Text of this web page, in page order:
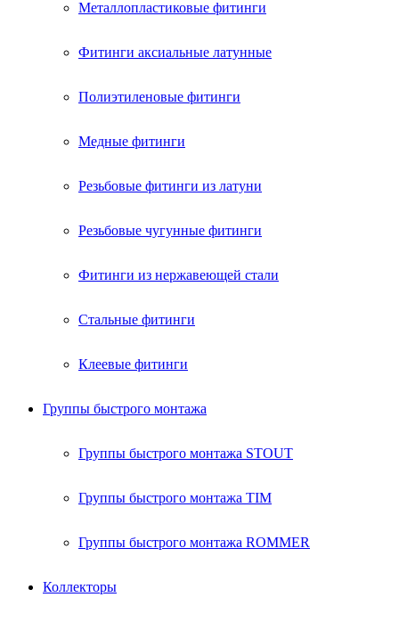
Металлопластиковые фитинги
Фитинги аксиальные латунные
Полиэтиленовые фитинги
Медные фитинги
Резьбовые фитинги из латуни
Резьбовые чугунные фитинги
Фитинги из нержавеющей стали
Стальные фитинги
Клеевые фитинги
Группы быстрого монтажа
Группы быстрого монтажа STOUT
Группы быстрого монтажа TIM
Группы быстрого монтажа ROMMER
Коллекторы